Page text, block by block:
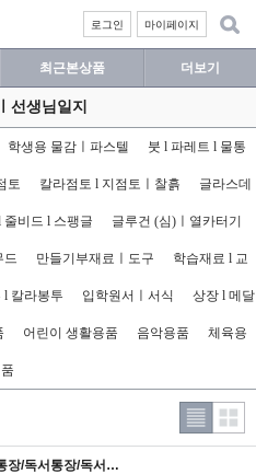
마이페이지
로그인
최근본상품 더보기
선생님일지
학생용 물감ㅣ파스텔 붓 l 파레트 l 물통
토 칼라점토 l 지점토ㅣ찰흙 글라스데
줄비드 l 스팽글 글루건 (심)ㅣ열카터기
드 만들기부재료ㅣ도구 학습재료 l 교
l 칼라봉투 입학원서ㅣ서식 상장 l 메달
어린이 생활용품 음악용품 체육용
품
[오늘출고] 독서뱅크통장/독서통장/독서BANK통장/칭찬통장/칭찬스티커/참잘했어요/칭찬합니다